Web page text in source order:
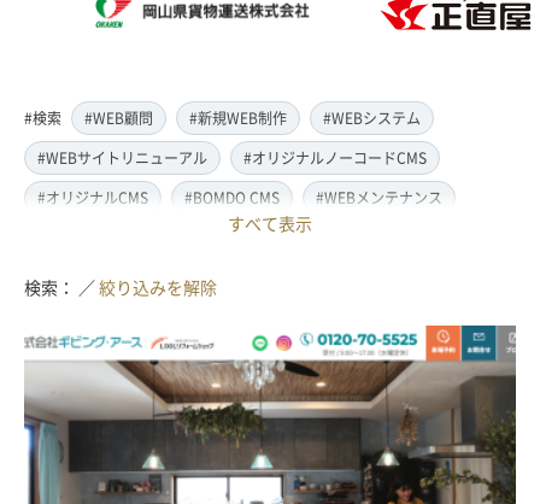
#検索 #WEB顧問 #新規WEB制作
#WEBシステム
#WEBサイトリニューアル
#オリジナルノーコードCMS
#オリジナルCMS
#BOMDO CMS
#WEBメンテナンス
#レスポンシブ対応
#翻訳・多言語対応
#情報管理システム
#取材・ライティング
#写真撮影
#動画制作(撮影・編集)
#ドローン撮影(空撮)
#イラスト制作
#アクセス解析・SEO対策
#名刺・パンフレット制作
#販促・ノベルティーグッズ制作
#ロゴマークデザイン
すべて表示
検索： ／絞り込みを解除